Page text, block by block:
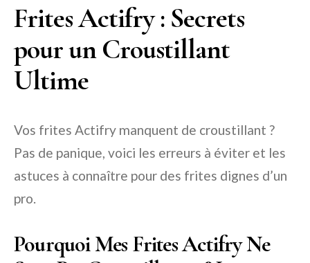
Frites Actifry : Secrets
pour un Croustillant
Ultime
Vos frites Actifry manquent de croustillant ?
Pas de panique, voici les erreurs à éviter et les
astuces à connaître pour des frites dignes d’un
pro.
Pourquoi Mes Frites Actifry Ne